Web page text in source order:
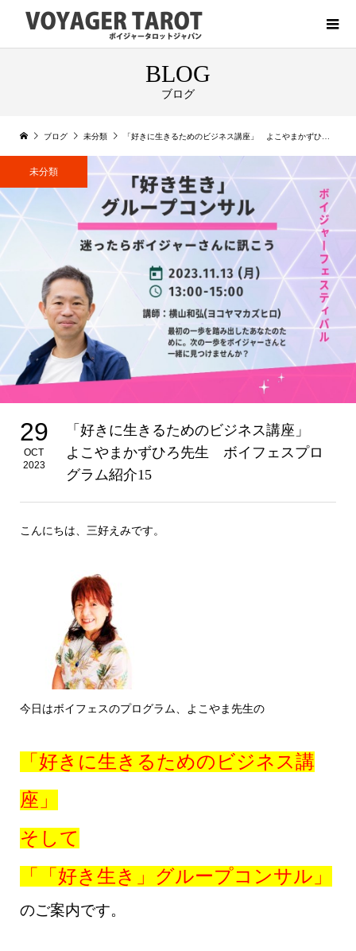
BLOG
ブログ
ブログ 未分類 「好きに生きるためのビジネス講座」 よこやまかずひろ先生 ボイフェスプログラム紹介15
未分類
29
OCT
2023
「好きに生きるためのビジネス講座」
よこやまかずひろ先生 ボイフェスプロ
グラム紹介15
こんにちは、三好えみです。
今日はボイフェスのプログラム、よこやま先生の
「好きに生きるためのビジネス講
座」
そして
「「好き生き」グループコンサル」
のご案内です。